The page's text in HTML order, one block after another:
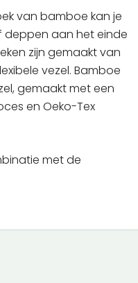
van bamboe kan je
deppen aan het einde
zijn gemaakt van
vezel. Bamboe
gemaakt met een
en Oeko-Tex
met de